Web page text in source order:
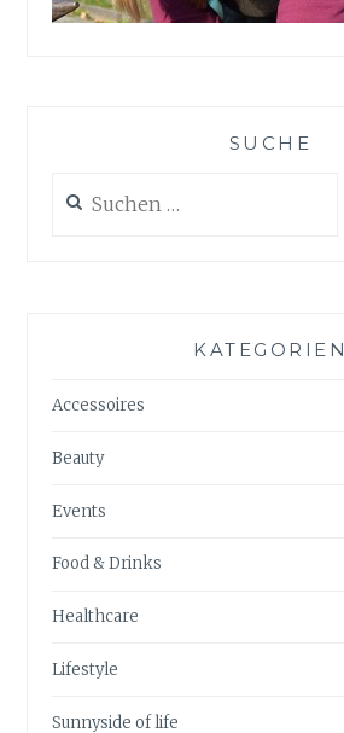
SUCHE
nach:
KATEGORIEN
Accessoires
Beauty
Events
Food & Drinks
Healthcare
Lifestyle
Sunnyside of life